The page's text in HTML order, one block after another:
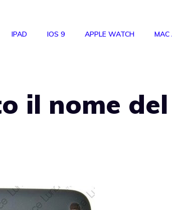
IPAD IOS 9 APPLE WATCH MAC
il nome del